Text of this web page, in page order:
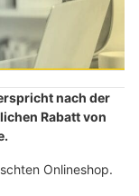
nach der
Rabatt von
Onlineshop.